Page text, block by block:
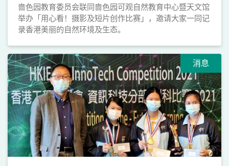
啬色园教育委员会联同啬色园可观自然教育中心暨天文馆
举办「用心看！摄影及短片创作比赛」，邀请大家一同记
录香港美丽的自然环境及生态。
消息